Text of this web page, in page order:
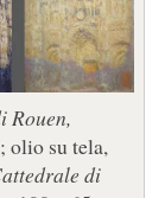
Rouen,
olio su tela,
di